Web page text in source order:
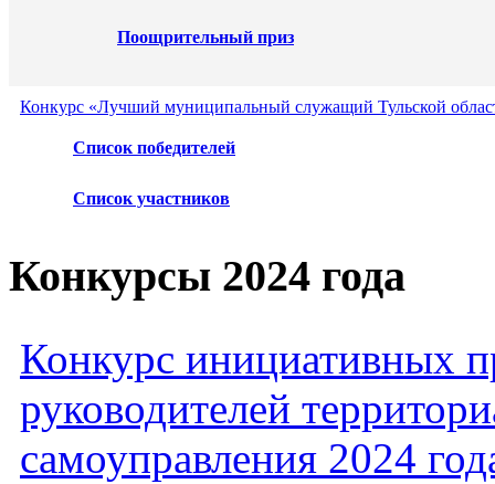
Поощрительный приз
Конкурс «Лучший муниципальный служащий Тульской
Список победителей
Список участников
Конкурсы 2024 года
Конкурс инициативных
руководителей
самоуправления 2024